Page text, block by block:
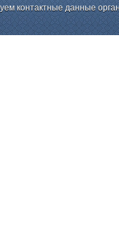
контактные данные